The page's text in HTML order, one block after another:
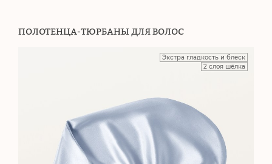
ПОЛОТЕНЦА-ТЮРБАНЫ ДЛЯ ВОЛОС
Экстра гладкость и блеск
2 слоя шёлка